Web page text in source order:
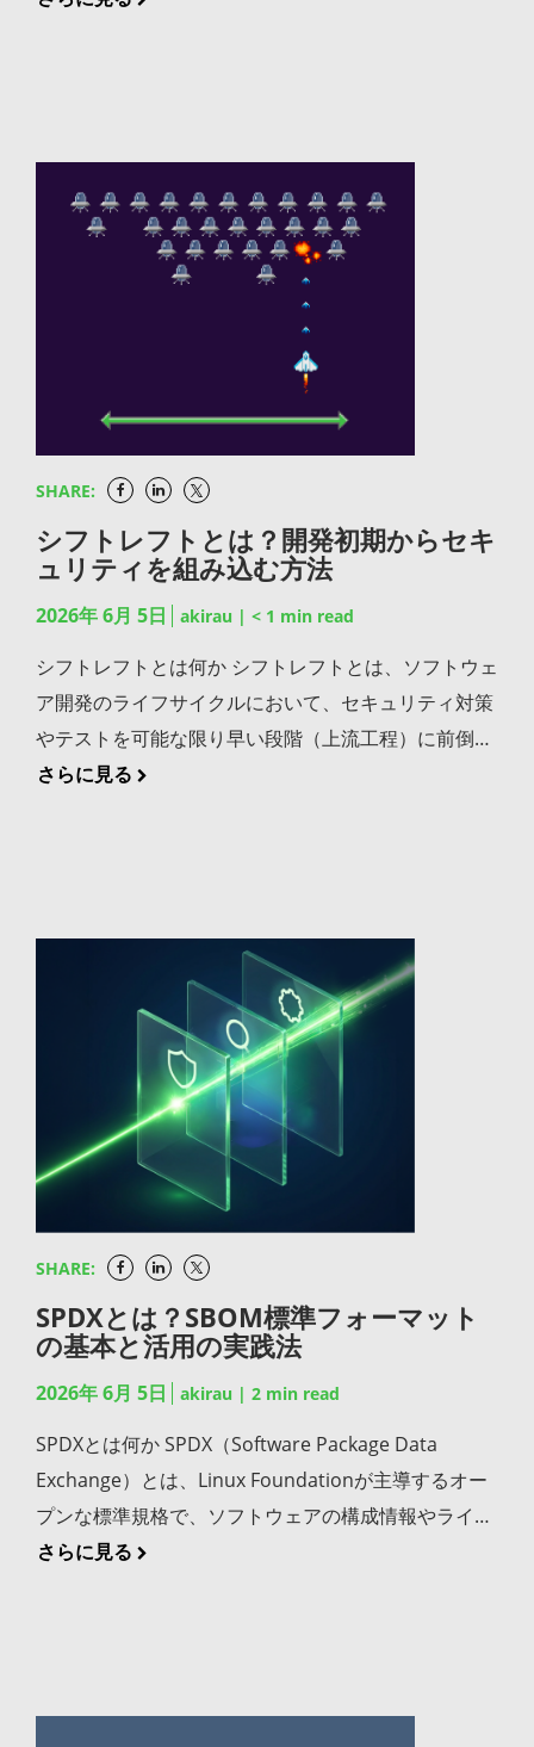
高速ですが、環境構築や保守が個々のPCに依存しま
す。クラウド型はチーム間の環境統一が容易で場所を
選ばず使えますが、ネットワーク接続が前提となりま
す。 IDE（統合開発環境）だけでは補えない開発基
盤の要素 IDEはコーディングからビルド、デバッグま
でを効率化しますが、企業のソフトウェア開発基盤と
してはIDEだけでは完結しない領域があります。 ビル
ド成果物や依存パッケージの一元的な管理 IDEで生成
ッケージは、IDE外のリポジトリで一元管理する必要
があります。チームで開発する場合、成果物のバージ
ョン管理やパッケージの取得元の統一がなければ、ビ
ルドの再現性が失われ「開発者のPCでは動くが本番で
は動かない」という典型的な問題が発生します。IDE
の便利さは個人の生産性向上に効きますが、チーム開
発の品質を支えるには、IDEの外に共通の管理基盤が
必要不可欠です。 依存パッケージに含まれる脆弱性や
ライセンスリスクの検知 IDEのエディタやデバッガは
セキュリティスキャンを行う仕組みを、IDE外の開発
基盤として整備する必要があります。「IDEで書いた
コードは安全」と「使っているライブラリも安全」は
別物である、という認識が出発点です。 IDEから
CI/CDを経てリリースに至る一貫したワークフローの
構築 IDEで記述したコードが、コミット、ビルド、テ
スト、セキュリティスキャン、成果物管理、デプロイ
へと一貫した流れで処理されるワークフローを構築す
ることが、企業のソフトウェア開発基盤の目指す姿と
いえます。IDEを「開発の入口」、CI/CD基盤を「開発
の出口」と捉え、両者を切れ目なくつなぐ設計が重要
になります。 IDEの先にある開発基盤を支えるJFrog
Platform IDEだけでは補えない成果物管理とセキュリ
JFrogでは一連の機能をご提供しています。 JFrog
Artifactory：あらゆるパッケージ形式に対応したユニ
バーサルリポジトリとして、IDEで生成されたビルド
成果物や依存パッケージを一元管理し、チーム全体で
イプラインの中で、継続的デリバリーが担う工程は具
ユニットテストが走ります。ビルドの成果物（アーテ
ィファクト）はこの時点で生成され、以降の工程で一
貫して同じ成果物が使い回されます。一度作った成果
昇格」が、パイプライン設計の基本となります。 ステ
ージング環境での結合テストと品質検証 ビルドとユニ
ットテストを通過した成果物は、本番環境に近いステ
ージング環境に自動でデプロイされ、結合テストやUI
テスト、パフォーマンステストなどが実行されます。
この工程で問題が検出されればパイプラインは停止
し、開発者にフィードバックが返ります。本番反映前
の最後の品質ゲートとして機能する重要な工程です。
リリース可能な成果物の作成と保管 すべてのテストを
通過した成果物は、リリース可能な状態として成果物
リポジトリに保管されます。継続的デリバリーでは、
この成果物がいつでも本番環境にデプロイできる状態
で待機していることが目標です。成果物にはバージョ
パイプラインを構築するだけでは継続的デリバリーは
完成しません。成果物の品質とセキュリティを継続的
に担保する仕組みが必要になります。 成果物を一元管
理しバージョンの再現性を確保する パイプラインで生
成されるビルド成果物、コンテナイメージ、依存パッ
ケージなどをバラバラに管理していると、どのバージ
ョンが本番に反映されたかの追跡が難しくなります。
すべての成果物を一箇所のリポジトリで一元管理し、
を整えましょう。「半年前にリリースしたバージョン
ックで戻したい」といった要請にも即応できる体制
が、長期運用には不可欠です。 セキュリティスキャン
をパイプラインのゲートとして統合する 継続的デリバ
リーの自動化はスピードを高める一方で、脆弱性を含
む成果物がそのままリリース候補になるリスクもあり
ます。依存パッケージの脆弱性やライセンスリスクを
パイプラインの中で自動スキャンし、ポリシーに違反
の出発点となります。シフトレフトやセキュリティ・
バイ・デザインといった概念とも密接に関連してお
り、セキュアコーディングは現代の開発組織にとって
基礎体力ともいえる取り組みです。 セキュアコーディ
ングで対処すべき代表的な脅威 入力値の不備を突くイ
ンジェクション攻撃 SQLインジェクションやOSコマ
ンドインジェクションは、ユーザーからの入力値を適
切に検証・無害化しないことで発生する典型的な脅威
です。フォーム入力やAPIパラメータなど、外部から
受け取るすべてのデータが攻撃の入口になり得ます。
プレースホルダを用いたプリペアドステートメントの
利用、想定外の文字を排除するバリデーション、そし
とが基本となります。 出力処理の不備を利用するクロ
スサイトスクリプティング Webアプリケーションが
出力するHTMLに悪意あるスクリプトが埋め込まれる
クロスサイトスクリプティング（XSS）も、見過ごせ
側でも安全に処理する」という二重の意識が、XSS対
策の要となります。 依存パッケージに潜む既知の脆弱
性やマルウェア 自社コードに問題がなくても、利用し
ているオープンソースパッケージに既知の脆弱性が含
まれていたり、サプライチェーン攻撃によって悪意あ
るコードが混入したりするケースが増えています。
npmやPyPIといったパッケージレジストリを経由した
攻撃も頻発しており、自社コードの品質管理だけでセ
キュアコーディングを完結させる発想は、もはや時代
遅れといってよいでしょう。「書かなかったコード」
のリスクまで管理対象に含める視点が、現代のセキュ
アコーディングには欠かせません。 セキュアコーディ
ングで特に守るべき3つの原則 すべての外部入力を信
頼せず検証する セキュアコーディングの最も基本的な
原則は、外部からのすべての入力を信頼しないことで
す。入力データの長さ、形式、範囲を検証し、想定外
のデータがシステムに影響を与えないようにしましょ
ト方式」を基本に据えると、安全性も大きく高まりま
SHARE:
シフトレフトとは？開発初期からセキ
ュリティを組み込む方法
2026年 6月 5日 akirau | < 1 min read
シフトレフトとは何か シフトレフトとは、ソフトウェ
ア開発のライフサイクルにおいて、セキュリティ対策
やテストを可能な限り早い段階（上流工程）に前倒し
する考え方を指します。開発工程を左から右に並べた
ェア開発の構造的な問題があるためです。設計フェー
ズで見つかれば数時間で済む修正が、本番リリース後
に発覚すれば数百時間規模の対応に膨れあがるケース
も珍しくありません。 シフトレフトはDevSecOpsを
実現するための中核的な手法であり、設計段階からセ
キュリティを組み込むセキュリティ・バイ・デザイン
や、リリース後の継続的な監視を行うシフトライトと
組み合わせれば、開発から運用までの一貫したセキュ
リティ体制を構築できます。シフトレフト単独で完結
する取り組みではない、という点も併せて押さえてお
きたいポイントです。 開発の各工程で実践するシフト
レフトの具体策 設計段階で脅威モデリングを実施して
リスクを特定する コードを書き始める前の設計段階
グを実施しましょう。攻撃面を事前に把握し、設計レ
ベルで対策を組み込めば、実装後の手戻りを根本から
減らせます。STRIDEなどの代表的なフレームワーク
を用いれば、なりすまし・改ざん・否認・情報漏洩・
さらに見る
SHARE:
SPDXとは？SBOM標準フォーマット
の基本と活用の実践法
2026年 6月 5日 akirau | 2 min read
SPDXとは何か SPDX（Software Package Data
Exchange）とは、Linux Foundationが主導するオー
プンな標準規格で、ソフトウェアの構成情報やライセ
ンス情報を機械可読な形式で記録・共有するための
さらに見る